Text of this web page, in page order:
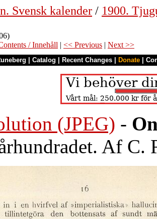
Svensk kalender / 1900.
/ Innehåll | << Previous | Next >>
Catalog Recent Changes Donate
(JPEG) -
Af C.